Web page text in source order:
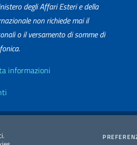
degli Affari Esteri e della
non richiede mai il
o il versamento di somme di
informazioni
Esteri
2026 Copyright